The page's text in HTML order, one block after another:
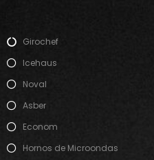
Girochef
Icehaus
Noval
Asber
Econom
Hornos de Microondas